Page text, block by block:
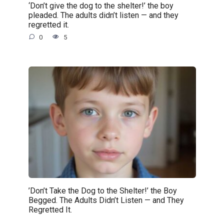
‘Don’t give the dog to the shelter!’ the boy
pleaded. The adults didn’t listen — and they
regretted it.
0 5
’Don’t Take the Dog to the Shelter!’ the Boy
Begged. The Adults Didn’t Listen — and They
Regretted It.